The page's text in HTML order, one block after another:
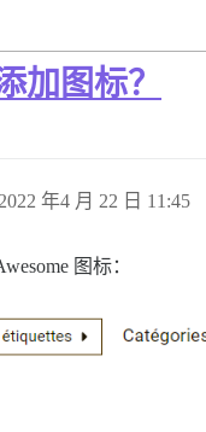
加图标？
2022 年4 月 22 日 11:45
图标：